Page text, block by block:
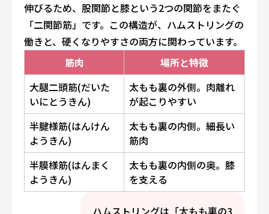
伸びるため、股関節と膝という2つの関節をまたぐ
「二関節筋」です。この構造が、ハムストリングの
働きと、硬くなりやすさの両方に関わっています。
筋肉
場所と特徴
大腿二頭筋(だいた
いにとうきん)
太もも裏の外側。肉離れ
が起こりやすい
半腱様筋(はんけん
ようきん)
太もも裏の内側。細長い
筋肉
半膜様筋(はんまく
ようきん)
太もも裏の内側の奥。膝
を支える
ハムストリングは「太もも裏の3